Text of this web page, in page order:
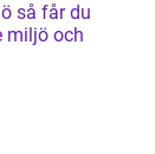
miljö och